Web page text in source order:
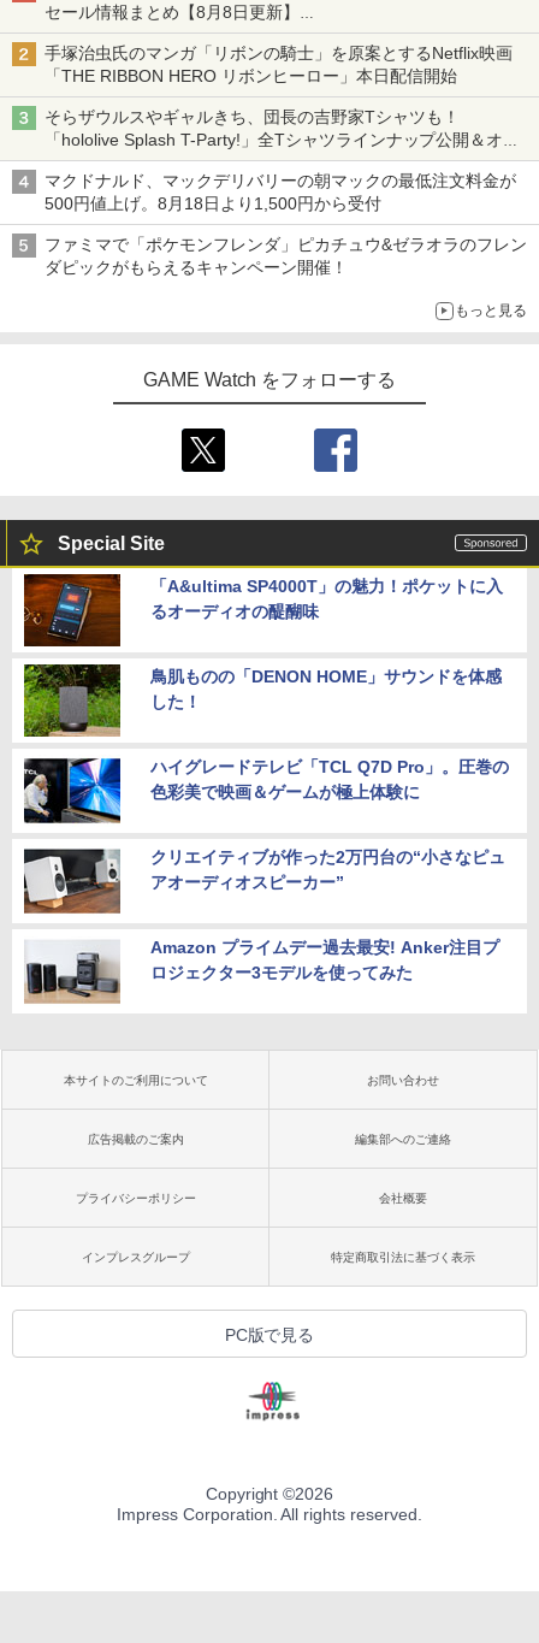
セール情報まとめ【8月8日更新】
ニンテンドーeショップでは「大神 絶景版」が67%オフで990円
手塚治虫氏のマンガ「リボンの騎士」を原案とするNetflix映画
「THE RIBBON HERO リボンヒーロー」本日配信開始
そらザウルスやギャルきち、団長の吉野家Tシャツも！
「hololive Splash T-Party!」全Tシャツラインナップ公開＆オン
ライン販売開始
マクドナルド、マックデリバリーの朝マックの最低注文料金が
500円値上げ。8月18日より1,500円から受付
ファミマで「ポケモンフレンダ」ピカチュウ&ゼラオラのフレン
ダピックがもらえるキャンペーン開催！
もっと見る
GAME Watch をフォローする
Special Site
「A&ultima SP4000T」の魅力！ポケットに入
るオーディオの醍醐味
鳥肌ものの「DENON HOME」サウンドを体感
した！
ハイグレードテレビ「TCL Q7D Pro」。圧巻の
色彩美で映画＆ゲームが極上体験に
クリエイティブが作った2万円台の“小さなピュ
アオーディオスピーカー”
Amazon プライムデー過去最安! Anker注目プ
ロジェクター3モデルを使ってみた
本サイトのご利用について お問い合わせ
広告掲載のご案内 編集部へのご連絡
プライバシーポリシー 会社概要
インプレスグループ 特定商取引法に基づく表示
PC版で見る
Copyright ©2026
Impress Corporation. All rights reserved.